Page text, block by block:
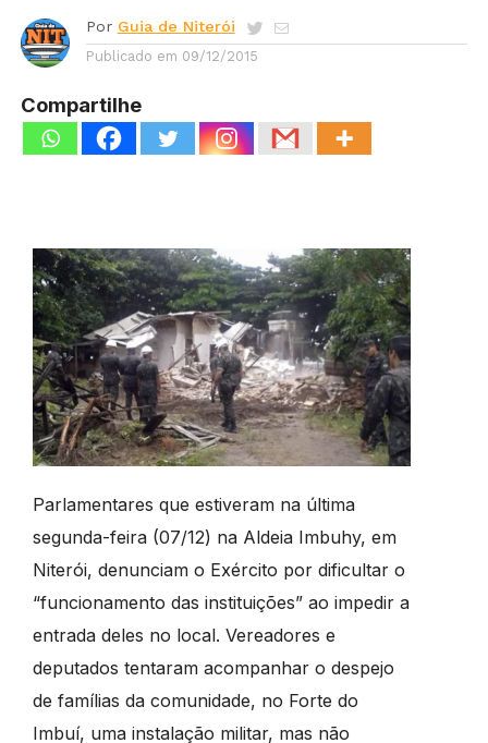
Por Guia de Niterói
Publicado em 09/12/2015
Compartilhe
Parlamentares que estiveram na última
segunda-feira (07/12) na Aldeia Imbuhy, em
Niterói, denunciam o Exército por dificultar o
“funcionamento das instituições” ao impedir a
entrada deles no local. Vereadores e
deputados tentaram acompanhar o despejo
de famílias da comunidade, no Forte do
Imbuí, uma instalação militar, mas não